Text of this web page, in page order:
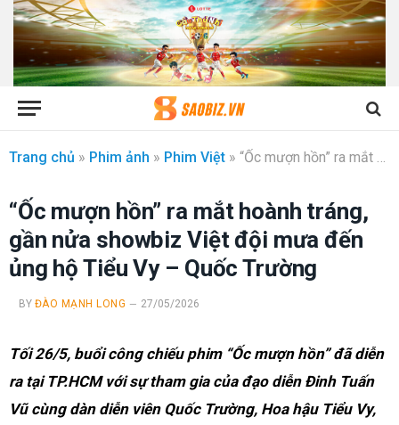
Trang chủ » Phim ảnh » Phim Việt » “Ốc mượn hồn” ra mắt hoành tráng, gần nửa showbiz Việt đội mưa đến ủng hộ Tiểu Vy – Quốc Trường
“Ốc mượn hồn” ra mắt hoành tráng,
gần nửa showbiz Việt đội mưa đến
ủng hộ Tiểu Vy – Quốc Trường
BY ĐÀO MẠNH LONG 27/05/2026
Tối 26/5, buổi công chiếu phim “Ốc mượn hồn” đã diễn
ra tại TP.HCM với sự tham gia của đạo diễn Đinh Tuấn
Vũ cùng dàn diễn viên Quốc Trường, Hoa hậu Tiểu Vy,